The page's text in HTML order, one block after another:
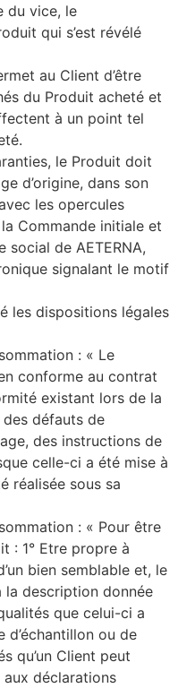
du vice, le
qui s’est révélé
au Client d’être
du Produit acheté et
à un point tel
le Produit doit
d’origine, dans son
les opercules
Commande initiale et
de AETERNA,
signalant le motif
les dispositions légales
: « Le
conforme au contrat
existant lors de la
défauts de
des instructions de
celle-ci a été mise à
réalisée sous sa
: « Pour être
: 1° Etre propre à
bien semblable et, le
la description donnée
que celui-ci a
d’échantillon ou de
qu’un Client peut
déclarations